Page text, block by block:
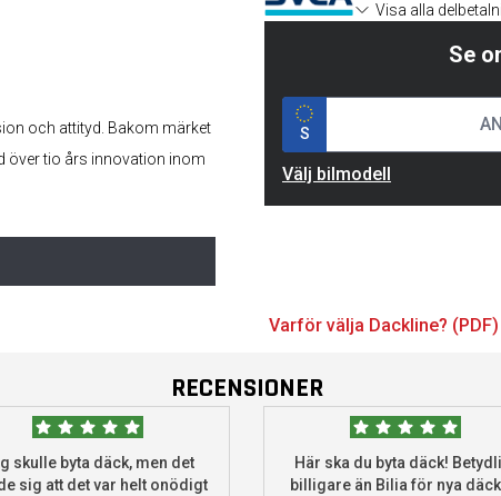
Visa alla
Se
S
Välj bilmodell
och attityd. Bakom märket
över tio års innovation inom
Varför välja Dackline? (PDF)
RECENSIONER
skulle byta däck, men det
sig att det var helt onödigt
Här ska du byta däck!
billigare än Bilia för nya däck